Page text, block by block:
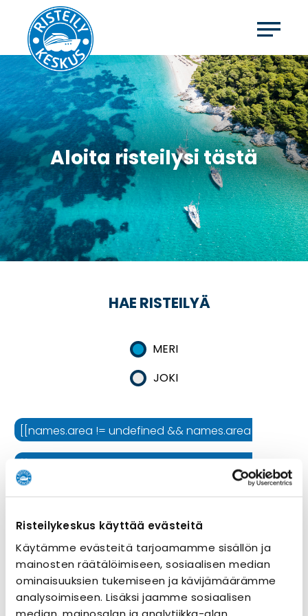
Risteilykeskus käyttää evästeitä
Käytämme evästeitä tarjoamamme sisällön ja
mainosten räätälöimiseen, sosiaalisen median
ominaisuuksien tukemiseen ja kävijämäärämme
analysoimiseen. Lisäksi jaamme sosiaalisen
Aloita risteilysi tästä
HAE RISTEILYÄ
MERI
JOKI
[[names.area != undefined && names.area != '' ?
[[names.cruiseline != undefined && names.cruiseline
[[names.ship != undefined && names.ship != '' ?
Risteilyn kesto